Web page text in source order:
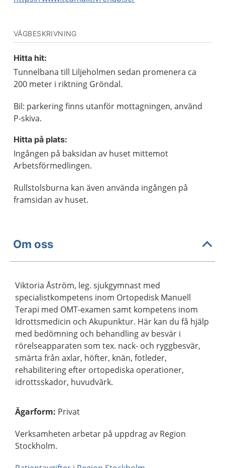
VÄGBESKRIVNING
Hitta hit:
Tunnelbana till Liljeholmen sedan promenera ca
200 meter i riktning Gröndal.
Bil: parkering finns utanför mottagningen, använd
P-skiva.
Hitta på plats:
Ingången på baksidan av huset mittemot
Arbetsförmedlingen.
Rullstolsburna kan även använda ingången på
framsidan av huset.
Om oss
Viktoria Åström, leg. sjukgymnast med
specialistkompetens inom Ortopedisk Manuell
Terapi med OMT-examen samt kompetens inom
Idrottsmedicin och Akupunktur. Här kan du få hjälp
med bedömning och behandling av besvär i
rörelseapparaten som tex. nack- och ryggbesvär,
smärta från axlar, höfter, knän, fotleder,
rehabilitering efter ortopediska operationer,
idrottsskador, huvudvärk.
Ägarform: Privat
Verksamheten arbetar på uppdrag av Region
Stockholm.